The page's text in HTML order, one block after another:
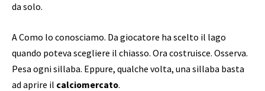
da solo.
A Como lo conosciamo. Da giocatore ha scelto il lago
quando poteva scegliere il chiasso. Ora costruisce. Osserva.
Pesa ogni sillaba. Eppure, qualche volta, una sillaba basta
ad aprire il calciomercato.